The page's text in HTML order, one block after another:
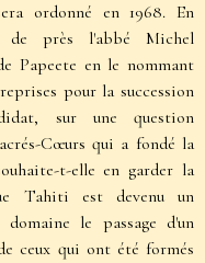
ordonné en 1968. En
près l'abbé Michel
Papeete en le nommant
pour la succession
sur une question
Cœurs qui a fondé la
t-elle en garder la
Tahiti est devenu un
le passage d'un
ceux qui ont été formés